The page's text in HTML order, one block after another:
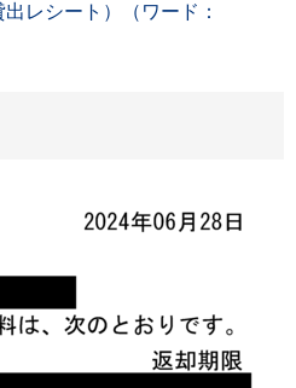
レシート）（ワード：